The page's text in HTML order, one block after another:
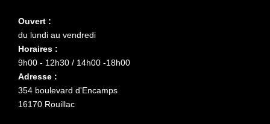
Ouvert :
du lundi au vendredi
Horaires :
9h00 - 12h30 / 14h00 -18h00
Adresse :
354 boulevard d'Encamps
16170 Rouillac